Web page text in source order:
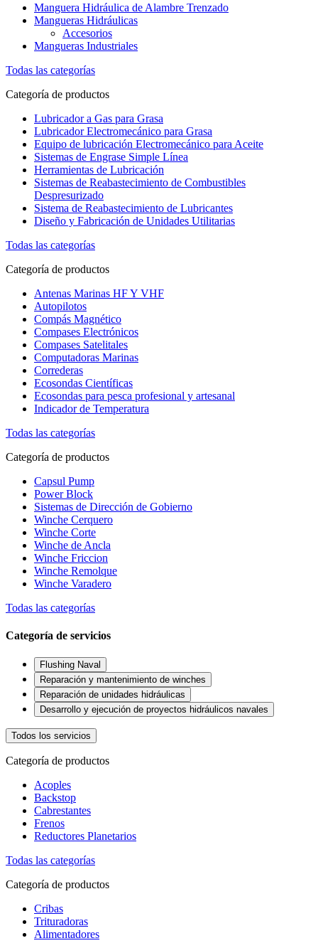
Manguera Hidráulica de Alambre Trenzado
Mangueras Hidráulicas
Accesorios
Mangueras Industriales
Todas las categorías
Categoría de productos
Lubricador a Gas para Grasa
Lubricador Electromecánico para Grasa
Equipo de lubricación Electromecánico para Aceite
Sistemas de Engrase Simple Línea
Herramientas de Lubricación
Sistemas de Reabastecimiento de Combustibles
Despresurizado
Sistema de Reabastecimiento de Lubricantes
Diseño y Fabricación de Unidades Utilitarias
Todas las categorías
Categoría de productos
Antenas Marinas HF Y VHF
Autopilotos
Compás Magnético
Compases Electrónicos
Compases Satelitales
Computadoras Marinas
Correderas
Ecosondas Científicas
Ecosondas para pesca profesional y artesanal
Indicador de Temperatura
Todas las categorías
Categoría de productos
Capsul Pump
Power Block
Sistemas de Dirección de Gobierno
Winche Cerquero
Winche Corte
Winche de Ancla
Winche Friccion
Winche Remolque
Winche Varadero
Todas las categorías
Categoría de servicios
Flushing Naval
Reparación y mantenimiento de winches
Reparación de unidades hidráulicas
Desarrollo y ejecución de proyectos hidráulicos navales
Todos los servicios
Categoría de productos
Acoples
Backstop
Cabrestantes
Frenos
Reductores Planetarios
Todas las categorías
Categoría de productos
Cribas
Trituradoras
Alimentadores